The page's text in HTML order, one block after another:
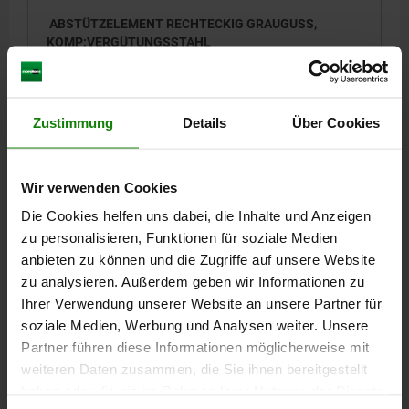
Zustimmung Details Über Cookies
Wir verwenden Cookies
Die Cookies helfen uns dabei, die Inhalte und Anzeigen
zu personalisieren, Funktionen für soziale Medien
anbieten zu können und die Zugriffe auf unsere Website
zu analysieren. Außerdem geben wir Informationen zu
Ihrer Verwendung unserer Website an unsere Partner für
soziale Medien, Werbung und Analysen weiter. Unsere
Partner führen diese Informationen möglicherweise mit
weiteren Daten zusammen, die Sie ihnen bereitgestellt
ABSTÜTZELEMENT RECHTECKIG GRAUGUSS,
KOMP:VERGÜTUNGSSTAHL
344,81 CHF
DETAILS
CAD
DOWNLOADS